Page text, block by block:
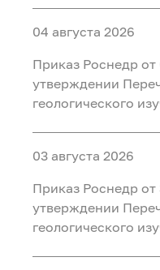
бюджета, на
полезных
по совмещенной
предлагаемых в
04 августа 2026
Приказ Роснедр
утверждении
геологического
03 августа 2026
Приказ Роснедр
утверждении
геологического